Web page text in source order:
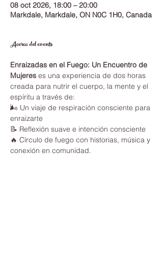
08 oct 2026, 18:00 – 20:00
Markdale, Markdale, ON N0C 1H0, Canada
Acerca del evento
Enraizadas en el Fuego: Un Encuentro de
Mujeres es una experiencia de dos horas
creada para nutrir el cuerpo, la mente y el
espíritu a través de:
🌬️ Un viaje de respiración consciente para
enraizarte
📝 Reflexión suave e intención consciente
🔥 Círculo de fuego con historias, música y
conexión en comunidad.